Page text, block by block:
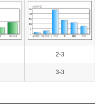
2-3
3-3